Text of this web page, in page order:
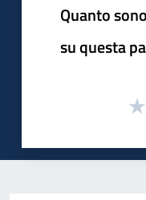
Quanto
su questa